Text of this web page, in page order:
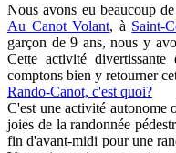
Nous avons eu beaucoup
Au Canot Volant, à Saint-
garçon de 9 ans, nous y
Cette activité
comptons bien y retourner
Rando-Canot, c'est quoi?
C'est une activité autonome
joies de la randonnée
fin d'avant-midi pour une